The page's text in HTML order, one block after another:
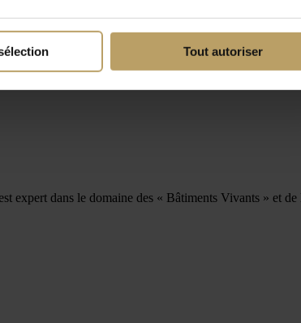
Tout autoriser
expert dans le domaine des « Bâtiments Vivants » et